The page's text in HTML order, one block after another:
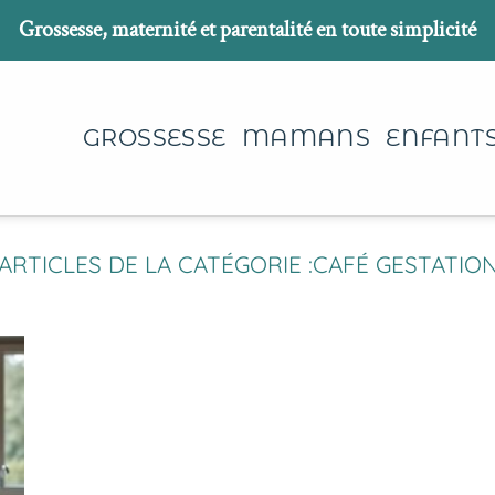
Grossesse, maternité et parentalité en toute simplicité
GROSSESSE MAMANS
CAFÉ